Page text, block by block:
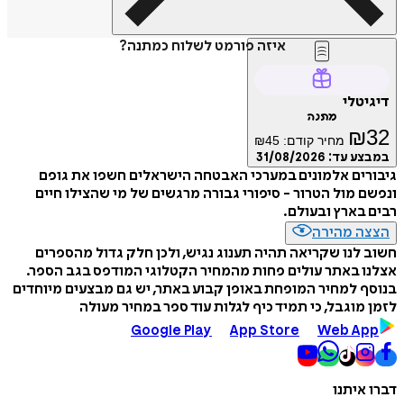
איזה פורמט לשלוח כמתנה?
דיגיטלי
מתנה
₪32 מחיר קודם: ₪45
במבצע עד: 31/08/2026
גיבורים אלמונים במערכי האבטחה הישראלים חשפו את גופם
ונפשם מול הטרור - סיפורי גבורה מרגשים של מי שהצילו חיים
רבים בארץ ובעולם.
הצצה מהירה
חשוב לנו שקריאה תהיה תענוג נגיש, ולכן חלק גדול מהספרים
אצלנו באתר עולים פחות מהמחיר הקטלוגי המודפס בגב הספר.
בנוסף למחיר המופחת באופן קבוע באתר, יש גם מבצעים מיוחדים
לזמן מוגבל, כי תמיד כיף לגלות עוד ספר במחיר מעולה
Google Play
App Store Web App
דברו איתנו